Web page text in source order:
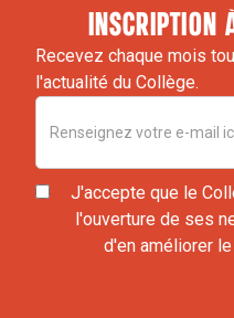
inscription
Recevez chaque mois
l'actualité du Collège.
J'accepte que le
l'ouverture de ses
d'en améliorer le